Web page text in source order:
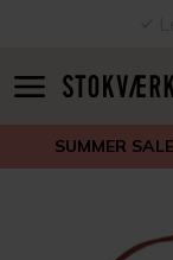
SUMMER